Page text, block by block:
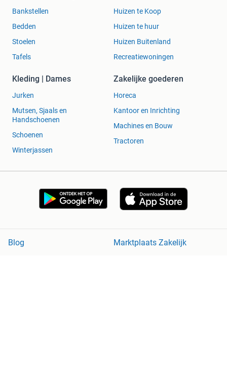
Bankstellen
Bedden
Stoelen
Tafels
Huizen te Koop
Huizen te huur
Huizen Buitenland
Recreatiewoningen
Kleding | Dames
Jurken
Mutsen, Sjaals en
Handschoenen
Schoenen
Winterjassen
Zakelijke goederen
Horeca
Kantoor en Inrichting
Machines en Bouw
Tractoren
Blog
Marktplaats Zakelijk